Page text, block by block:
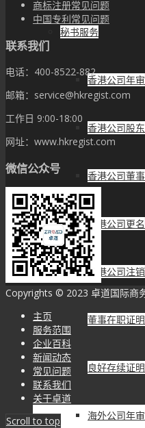
秘书服务
香港公司年审
香港公司股
香港公司董
香港公司更名
香港公司注销
董事在职证
良好存续证
海外公司年审
商标注册常见问题
中国专利常见问题
联系我们
电话：400-8522-882
邮箱：service@hkregist.com
工作日 9:00-18:00
网址：www.hkregist.com
微信公众号
Copyrights © 2023 卓道国际商
主页
服务范围
企业百科
新闻动态
常见问题
联系我们
关于卓道
Scroll to top